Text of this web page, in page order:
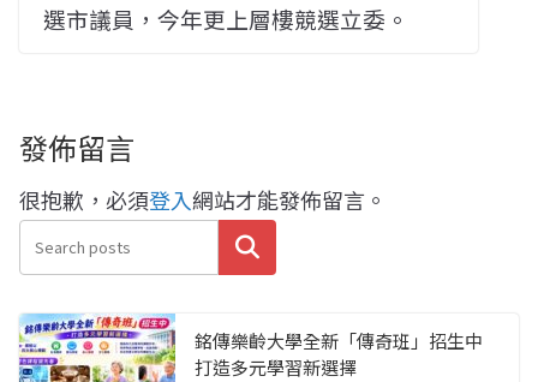
選市議員，今年更上層樓競選立委。
發佈留言
很抱歉，必須登入網站才能發佈留言。
搜尋
銘傳樂齡大學全新「傳奇班」招生中
打造多元學習新選擇